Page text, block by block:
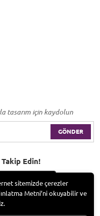
tasarım için kaydolun
GÖNDER
Edin!
sitemizde çerezler
Metni’ni okuyabilir ve